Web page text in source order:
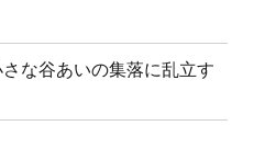
な谷あいの集落に乱立す